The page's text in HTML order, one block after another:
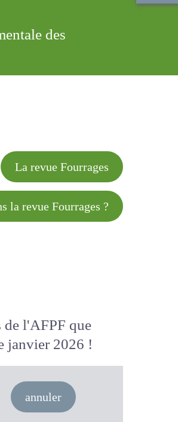
des
La revue Fourrages
revue Fourrages ?
de l'AFPF que
de janvier 2026
annuler